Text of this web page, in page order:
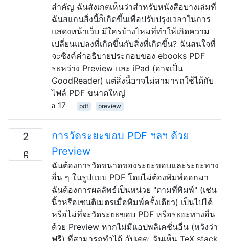
สำคัญ ฉันสังเกตเห็นว่าสำหรับหนังสือบางเล่มที่
ฉันสแกนสิ่งนี้ก็เกิดขึ้นเพื่อปรับปรุงเวลาในการ
แสดงหน้าเว็บ มีใครบ้างไหมที่ทำให้เกิดความ
เปลี่ยนแปลงที่เกิดขึ้นกับสิ่งที่เกิดขึ้น? ฉันสนใจที่
จะซิงค์คำอธิบายประกอบของ ebooks PDF
ระหว่าง Preview และ iPad (อาจเป็น
GoodReader) แต่สิ่งนี้อาจไม่สามารถใช้ได้กับ
ไฟล์ PDF ขนาดใหญ่
17
pdf preview
2
การวัดระยะขอบ PDF ฯลฯ ด้วย
Preview
ฉันต้องการวัดขนาดของระยะขอบและระยะทาง
อื่น ๆ ในรูปแบบ PDF โดยไม่ต้องพิมพ์ออกมา
ฉันต้องการผลลัพธ์เป็นหน่วย "ตามที่พิมพ์" (เช่น
นิ้วหรือเซนติเมตรเมื่อพิมพ์ครั้งเดียว) เป็นไปได้
หรือไม่ที่จะวัดระยะขอบ PDF หรือระยะทางอื่น
ด้วย Preview หากไม่มีแอปพลิเคชั่นอื่น (หวังว่า
ฟรี) ที่สามารถทำได้ อัปเดต: ฉันเห็น TeX stack